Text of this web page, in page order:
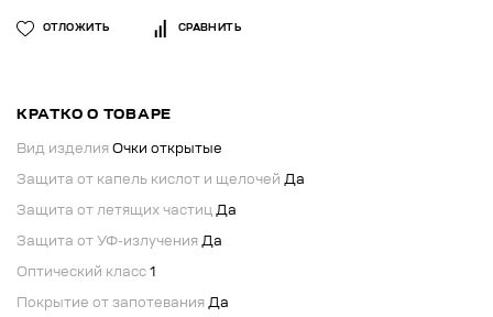
ОТЛОЖИТЬ СРАВНИТЬ
КРАТКО О ТОВАРЕ
Вид изделия Очки открытые
Защита от капель кислот и щелочей Да
Защита от летящих частиц Да
Защита от УФ-излучения Да
Оптический класс 1
Покрытие от запотевания Да